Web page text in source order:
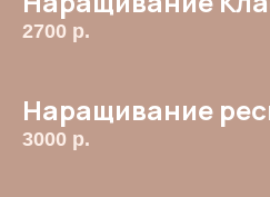
2700 р.
Наращивание
3000 р.
посмотреть
видео салона